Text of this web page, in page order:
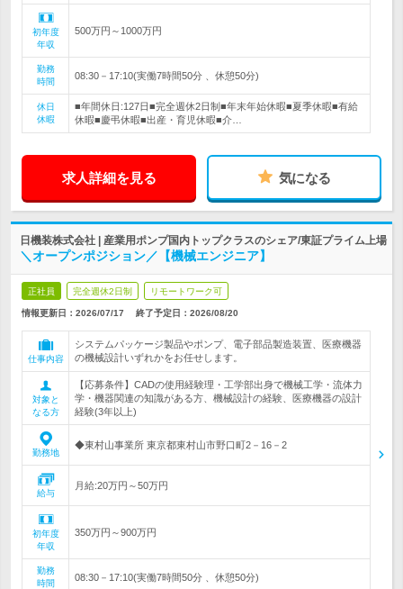
初年度
年収
500万円～1000万円
勤務
時間
08:30－17:10(実働7時間50分 、休憩50分)
休日
休暇
■年間休日:127日■完全週休2日制■年末年始休暇■夏季休暇■有給
休暇■慶弔休暇■出産・育児休暇■介…
求人詳細を見る 気になる
日機装株式会社 | 産業用ポンプ国内トップクラスのシェア/東証プライム上場
＼オープンポジション／【機械エンジニア】
正社員 完全週休2日制 リモートワーク可
情報更新日：2026/07/17 終了予定日： 2026/08/20
仕事内容
システムパッケージ製品やポンプ、電子部品製造装置、医療機器
の機械設計いずれかをお任せします。
対象と
なる方
【応募条件】CADの使用経験理・工学部出身で機械工学・流体力
学・機器関連の知識がある方、機械設計の経験、医療機器の設計
経験(3年以上)
勤務地
◆東村山事業所 東京都東村山市野口町2－16－2
給与
月給:20万円～50万円
初年度
年収
350万円～900万円
勤務
時間
08:30－17:10(実働7時間50分 、休憩50分)